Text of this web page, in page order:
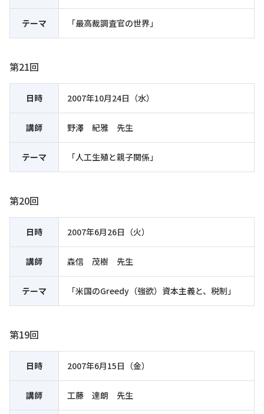
テーマ 「最高裁調査官の世界」
第21回
日時 2007年10月24日（水）
講師 野澤 紀雅 先生
テーマ 「人工生殖と親子関係」
第20回
日時 2007年6月26日（火）
講師 森信 茂樹 先生
テーマ 「米国のGreedy（強欲）資本主義と、税制」
第19回
日時 2007年6月15日（金）
講師 工藤 達朗 先生